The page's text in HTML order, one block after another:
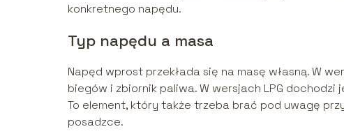
konkretnego napędu.
Typ napędu a masa
Napęd wprost przekłada się na masę własną. W
biegów i zbiornik paliwa. W wersjach LPG
To element, który także trzeba brać pod uwagę
posadzce.